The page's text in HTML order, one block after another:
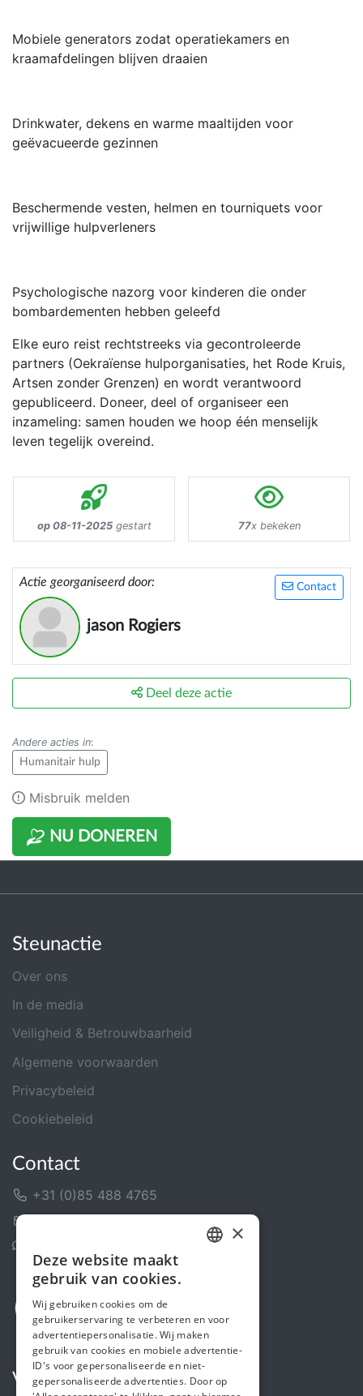
Mobiele generators zodat operatiekamers en
kraamafdelingen blijven draaien
Drinkwater, dekens en warme maaltijden voor
geëvacueerde gezinnen
Beschermende vesten, helmen en tourniquets voor
vrijwillige hulpverleners
Psychologische nazorg voor kinderen die onder
bombardementen hebben geleefd
Elke euro reist rechtstreeks via gecontroleerde
partners (Oekraïense hulporganisaties, het Rode Kruis,
Artsen zonder Grenzen) en wordt verantwoord
gepubliceerd. Doneer, deel of organiseer een
inzameling: samen houden we hoop één menselijk
leven tegelijk overeind.
op 08-11-2025gestart 77x bekeken
Contact
Actie georganiseerd door:
jason Rogiers
NU DONEREN
Deel deze actie
Andere acties in:
Humanitair hulp
Misbruik melden
Steunactie
Over ons
In de media
Veiligheid & Betrouwbaarheid
Algemene voorwaarden
Privacybeleid
Cookiebeleid
Contact
+31 (0)85 488 4765
Volg ons
ENGLISH
×
Deze website maakt
gebruik van cookies.
Wij gebruiken cookies om de
gebruikerservaring te verbeteren en voor
advertentiepersonalisatie. Wij maken
gebruik van cookies en mobiele advertentie-
ID's voor gepersonaliseerde en niet-
gepersonaliseerde advertenties. Door op